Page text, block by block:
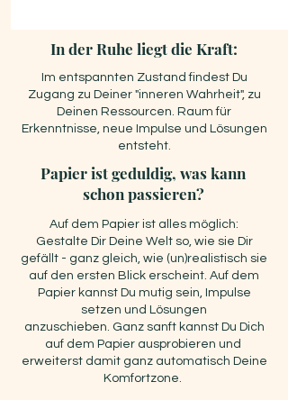
In der Ruhe liegt die Kraft:
Im entspannten Zustand findest Du
Zugang zu Deiner "inneren Wahrheit", zu
Deinen Ressourcen. Raum für
Erkenntnisse, neue Impulse und Lösungen
entsteht.
Papier ist geduldig, was kann
schon passieren?
Auf dem Papier ist alles möglich:
Gestalte Dir Deine Welt so, wie sie Dir
gefällt - ganz gleich, wie (un)realistisch sie
auf den ersten Blick erscheint. Auf dem
Papier kannst Du mutig sein, Impulse
setzen und Lösungen
anzuschieben. Ganz sanft kannst Du Dich
auf dem Papier ausprobieren und
erweiterst damit ganz automatisch Deine
Komfortzone.